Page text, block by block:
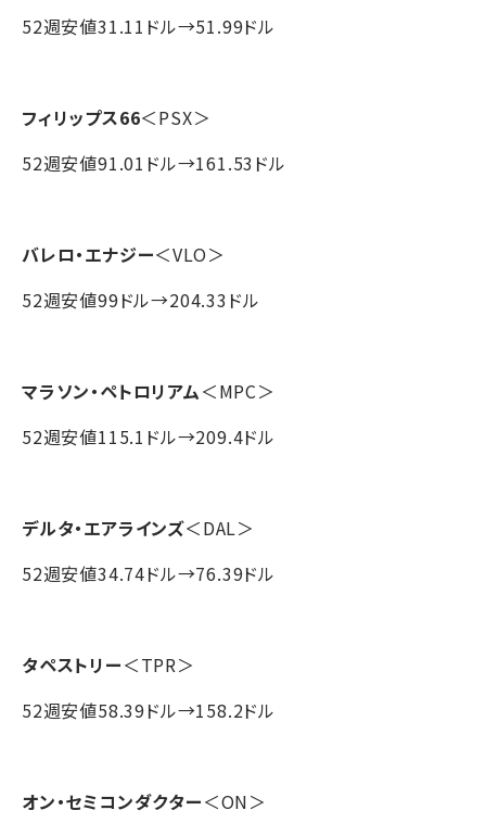
52週安値31.11ドル→51.99ドル
フィリップス66＜PSX＞
52週安値91.01ドル→161.53ドル
バレロ・エナジー＜VLO＞
52週安値99ドル→204.33ドル
マラソン・ペトロリアム＜MPC＞
52週安値115.1ドル→209.4ドル
デルタ・エアラインズ＜DAL＞
52週安値34.74ドル→76.39ドル
タペストリー＜TPR＞
52週安値58.39ドル→158.2ドル
オン・セミコンダクター＜ON＞